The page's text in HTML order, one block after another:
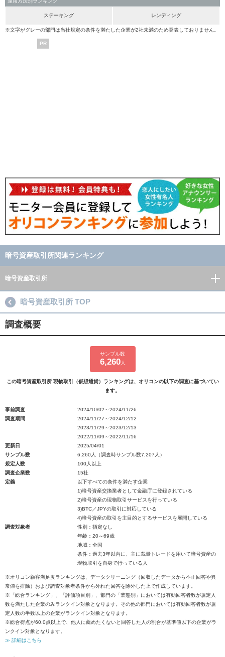
ステーキング レンディング
※文字がグレーの部門は当社規定の条件を満たした企業が2社未満のため発表しておりません。
PR
暗号資産取引所関連ランキング
暗号資産取引所
暗号資産取引所 TOP
調査概要
サンプル数
6,260人
この暗号資産取引所 現物取引（仮想通貨）ランキングは、オリコンの以下の調査に基づいてい
ます。
事前調査
2024/10/02～2024/11/26
調査期間
2024/11/27～2024/12/12
2023/11/29～2023/12/13
2022/11/09～2022/11/16
更新日
2025/04/01
サンプル数
6,260人（調査時サンプル数7,207人）
規定人数
100人以上
調査企業数
15社
定義
以下すべての条件を満たす企業
1)暗号資産交換業者として金融庁に登録されている
2)暗号資産の現物取引サービスを行っている
3)BTC／JPYの取引に対応している
4)暗号資産の取引を主目的とするサービスを展開している
調査対象者
性別：指定なし
年齢：20～69歳
地域：全国
条件：過去3年以内に、主に裁量トレードを用いて暗号資産の
現物取引を自身で行っている人
※オリコン顧客満足度ランキングは、データクリーニング（回収したデータから不正回答や異
常値を排除）および調査対象者条件から外れた回答を除外した上で作成しています。
※「総合ランキング」、「評価項目別」、部門の「業態別」においては有効回答者数が規定人
数を満たした企業のみランクイン対象となります。その他の部門においては有効回答者数が規
定人数の半数以上の企業がランクイン対象となります。
※総合得点が60.0点以上で、他人に薦めたくないと回答した人の割合が基準値以下の企業がラ
ンクイン対象となります。
≫ 詳細はこちら